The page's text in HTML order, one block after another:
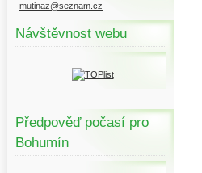
mutinaz@seznam.cz
Návštěvnost webu
Předpověď počasí pro
Bohumín